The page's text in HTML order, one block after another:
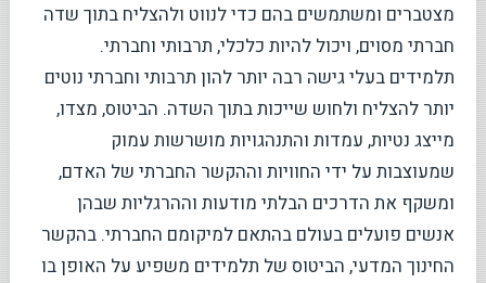
מצטברים ומשתמשים בהם כדי לנווט ולהצליח בתוך שדה
חברתי מסוים, ויכול להיות כלכלי, תרבותי וחברתי.
תלמידים בעלי גישה רבה יותר להון תרבותי וחברתי נוטים
יותר להצליח ולחוש שייכות בתוך השדה. הביטוס, מצדו,
מייצג נטיות, עמדות והתנהגויות מושרשות עמוק
שמעוצבות על ידי החוויות וההקשר החברתי של האדם,
ומשקף את הדרכים הבלתי מודעות וההרגליות שבהן
אנשים פועלים בעולם בהתאם למיקומם החברתי. בהקשר
החינוך המדעי, הביטוס של תלמידים משפיע על האופן בו